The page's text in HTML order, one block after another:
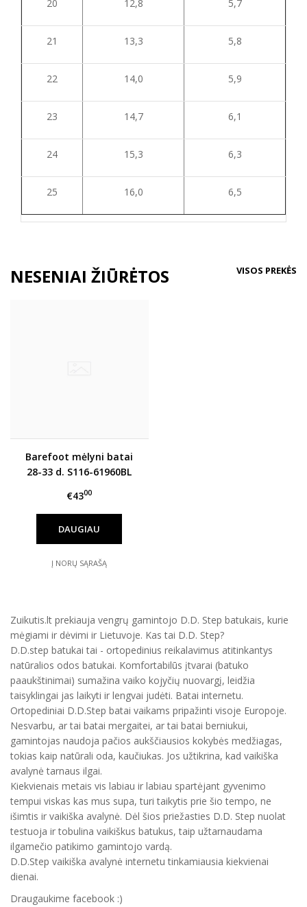
20 12,8 5,7
21 13,3 5,8
22 14,0 5,9
23 14,7 6,1
24 15,3 6,3
25 16,0 6,5
NESENIAI ŽIŪRĖTOS VISOS PREKĖS
Barefoot mėlyni batai
28-33 d. S116-61960BL
€4300
DAUGIAU
Į NORŲ SĄRAŠĄ
Zuikutis.lt prekiauja vengrų gamintojo D.D. Step batukais, kurie
mėgiami ir dėvimi ir Lietuvoje. Kas tai D.D. Step?
D.D.step batukai tai - ortopedinius reikalavimus atitinkantys
natūralios odos batukai. Komfortabilūs įtvarai (batuko
paaukštinimai) sumažina vaiko kojyčių nuovargį, leidžia
taisyklingai jas laikyti ir lengvai judėti. Batai internetu.
Ortopediniai D.D.Step batai vaikams pripažinti visoje Europoje.
Nesvarbu, ar tai batai mergaitei, ar tai batai berniukui,
gamintojas naudoja pačios aukščiausios kokybės medžiagas,
tokias kaip natūrali oda, kaučiukas. Jos užtikrina, kad vaikiška
avalynė tarnaus ilgai.
Kiekvienais metais vis labiau ir labiau spartėjant gyvenimo
tempui viskas kas mus supa, turi taikytis prie šio tempo, ne
išimtis ir vaikiška avalynė. Dėl šios priežasties D.D. Step nuolat
testuoja ir tobulina vaikiškus batukus, taip užtarnaudama
ilgamečio patikimo gamintojo vardą.
D.D.Step vaikiška avalynė internetu tinkamiausia kiekvienai
dienai.
Draugaukime facebook :)